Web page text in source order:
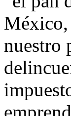
México,
nuestro